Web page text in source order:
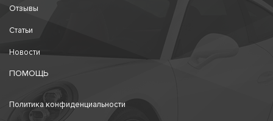
Отзывы
Статьи
Новости
ПОМОЩЬ
Политика конфиденциальности